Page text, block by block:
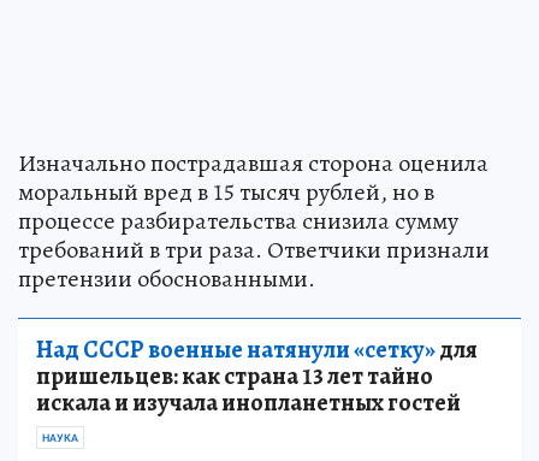
Изначально пострадавшая сторона оценила
моральный вред в 15 тысяч рублей, но в
процессе разбирательства снизила сумму
требований в три раза. Ответчики признали
претензии обоснованными.
Над СССР военные натянули «сетку»для
пришельцев: как страна 13 лет тайно
искала и изучала инопланетных гостей
НАУКА